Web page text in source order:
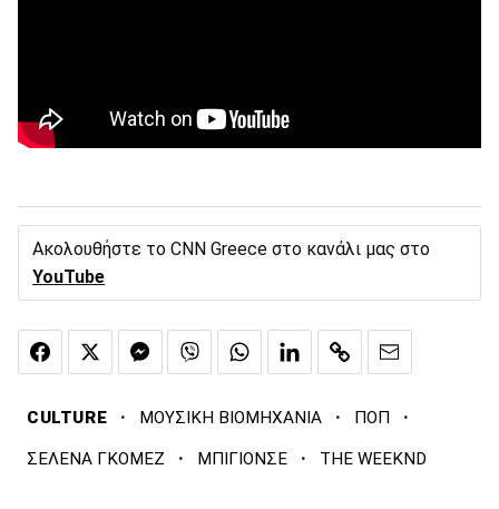
Ακολουθήστε το CNN Greece στο κανάλι μας στο
YouTube
CULTURE · ΜΟΥΣΙΚΗ ΒΙΟΜΗΧΑΝΙΑ · ΠΟΠ ·
ΣΕΛΕΝΑ ΓΚΟΜΕΖ · ΜΠΙΓΙΟΝΣΕ · THE WEEKND